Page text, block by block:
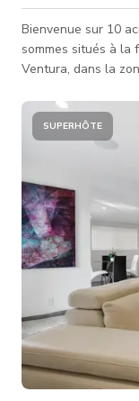
Bienvenue sur 10
sommes situés à la
Ventura, dans la
Westlake Village,
(Malibu) et de la Pacific
réservations
toute l'année, du
calme • Routes de
SUPERHÔTE